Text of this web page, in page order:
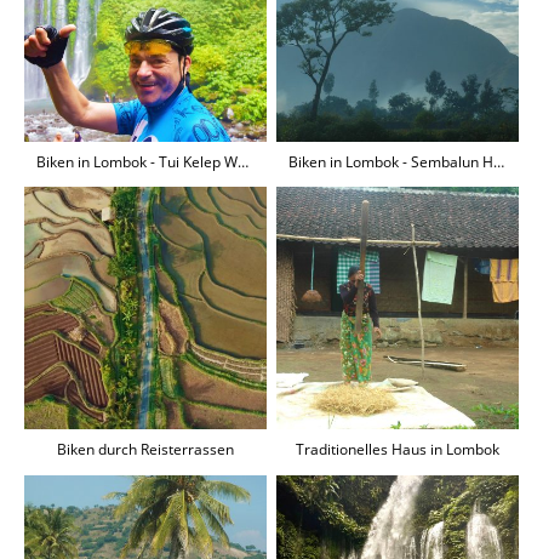
Biken in Lombok - Tui Kelep Wasserfall Biken in Lombok - Sembalun Hochland
Biken durch Reisterrassen Traditionelles Haus in Lombok